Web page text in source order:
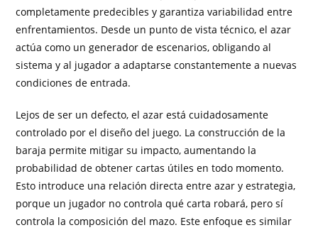
completamente predecibles y garantiza variabilidad entre
enfrentamientos. Desde un punto de vista técnico, el azar
actúa como un generador de escenarios, obligando al
sistema y al jugador a adaptarse constantemente a nuevas
condiciones de entrada.
Lejos de ser un defecto, el azar está cuidadosamente
controlado por el diseño del juego. La construcción de la
baraja permite mitigar su impacto, aumentando la
probabilidad de obtener cartas útiles en todo momento.
Esto introduce una relación directa entre azar y estrategia,
porque un jugador no controla qué carta robará, pero sí
controla la composición del mazo. Este enfoque es similar